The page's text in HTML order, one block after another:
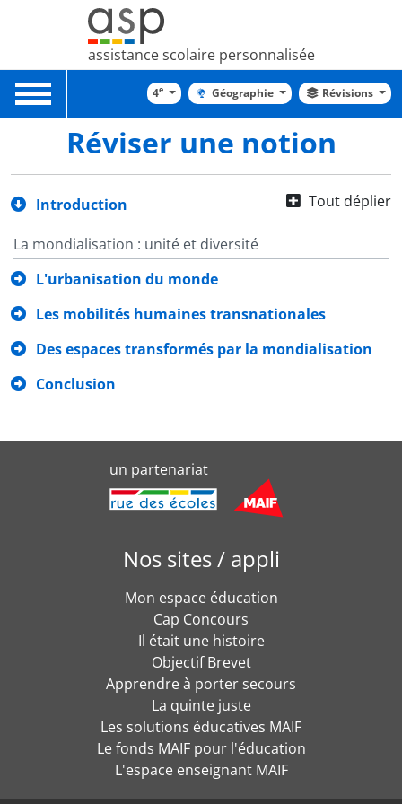
assistance scolaire personnalisée
Toggle
navigation
4e Géographie Révisions
Réviser une notion
Tout déplier
Introduction
La mondialisation : unité et diversité
L'urbanisation du monde
Les mobilités humaines transnationales
Des espaces transformés par la mondialisation
Conclusion
un partenariat
Nos sites / appli
Mon espace éducation
Cap Concours
Il était une histoire
Objectif Brevet
Apprendre à porter secours
La quinte juste
Les solutions éducatives MAIF
Le fonds MAIF pour l'éducation
L'espace enseignant MAIF